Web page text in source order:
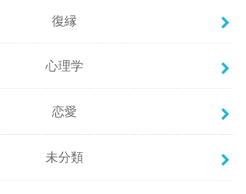
復縁
心理学
恋愛
未分類